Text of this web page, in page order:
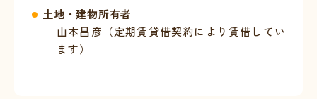
土地・建物所有者
山本昌彦（定期賃貸借契約により賃借してい
ます）